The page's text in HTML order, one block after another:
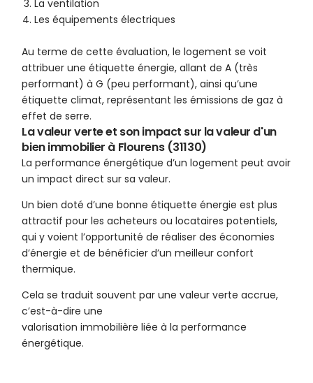
La ventilation
Les équipements électriques
Au terme de cette évaluation, le logement se voit
attribuer une étiquette énergie, allant de A (très
performant) à G (peu performant), ainsi qu’une
étiquette climat, représentant les émissions de gaz à
effet de serre.
La valeur verte et son impact sur la valeur d'un
bien immobilier à Flourens (31130)
La performance énergétique d’un logement peut avoir
un impact direct sur sa valeur.
Un bien doté d’une bonne étiquette énergie est plus
attractif pour les acheteurs ou locataires potentiels,
qui y voient l’opportunité de réaliser des économies
d’énergie et de bénéficier d’un meilleur confort
thermique.
Cela se traduit souvent par une valeur verte accrue,
c’est-à-dire une
valorisation immobilière liée à la performance
énergétique.